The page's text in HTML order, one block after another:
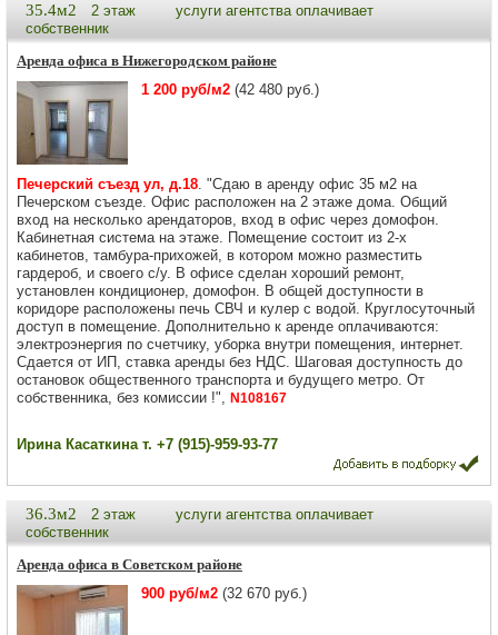
35.4м2 2 этаж
услуги агентства оплачивает
собственник
Аренда офиса в Нижегородском районе
1 200 руб/м2 (42 480 руб.)
Печерский съезд ул, д.18. "Сдаю в аренду офис 35 м2 на
Печерском съезде. Офис расположен на 2 этаже дома. Общий
вход на несколько арендаторов, вход в офис через домофон.
Кабинетная система на этаже. Помещение состоит из 2-х
кабинетов, тамбура-прихожей, в котором можно разместить
гардероб, и своего с/у. В офисе сделан хороший ремонт,
установлен кондиционер, домофон. В общей доступности в
коридоре расположены печь СВЧ и кулер с водой. Круглосуточный
доступ в помещение. Дополнительно к аренде оплачиваются:
электроэнергия по счетчику, уборка внутри помещения, интернет.
Сдается от ИП, ставка аренды без НДС. Шаговая доступность до
остановок общественного транспорта и будущего метро. От
собственника, без комиссии !", N108167
Ирина Касаткина т. +7 (915)-959-93-77
36.3м2 2 этаж
услуги агентства оплачивает
собственник
Аренда офиса в Советском районе
900 руб/м2 (32 670 руб.)